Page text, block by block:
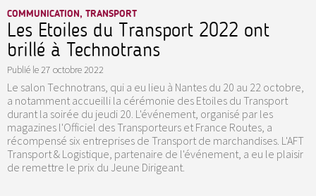
COMMUNICATION, TRANSPORT
Les Etoiles du Transport 2022 ont
brillé à Technotrans
Publié le 27 octobre 2022
Le salon Technotrans, qui a eu lieu à Nantes du 20 au 22 octobre,
a notamment accueilli la cérémonie des Etoiles du Transport
durant la soirée du jeudi 20. L'événement, organisé par les
magazines l'Officiel des Transporteurs et France Routes, a
récompensé six entreprises de Transport de marchandises. L'AFT
Transport & Logistique, partenaire de l'événement, a eu le plaisir
de remettre le prix du Jeune Dirigeant.